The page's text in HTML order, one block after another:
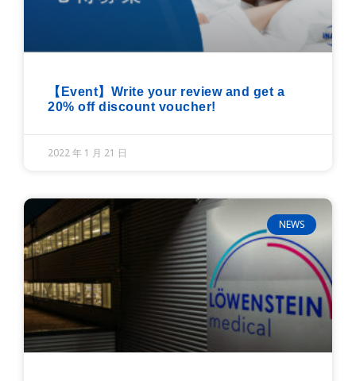
【Event】Write your review and get a
20% off discount voucher!
2022 年 1 月 21 日
NEWS